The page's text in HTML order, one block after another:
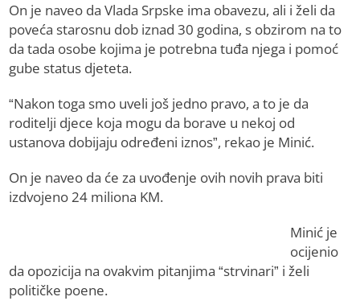
On je naveo da Vlada Srpske ima obavezu, ali i želi da
poveća starosnu dob iznad 30 godina, s obzirom na to
da tada osobe kojima je potrebna tuđa njega i pomoć
gube status djeteta.
“Nakon toga smo uveli još jedno pravo, a to je da
roditelji djece koja mogu da borave u nekoj od
ustanova dobijaju određeni iznos”, rekao je Minić.
On je naveo da će za uvođenje ovih novih prava biti
izdvojeno 24 miliona KM.
Minić je
ocijenio
da opozicija na ovakvim pitanjima “strvinari” i želi
političke poene.